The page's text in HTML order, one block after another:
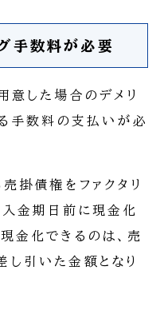
グ手数料が必要
意した場合のデメリ
る手数料の支払いが必
掛債権をファクタリ
金期日前に現金化
金化できるのは、売
引いた金額となり